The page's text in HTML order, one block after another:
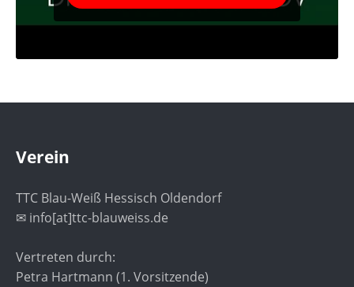
Verein
TTC Blau-Weiß Hessisch Oldendorf
✉ info[at]ttc-blauweiss.de
Vertreten durch:
Petra Hartmann (1. Vorsitzende)